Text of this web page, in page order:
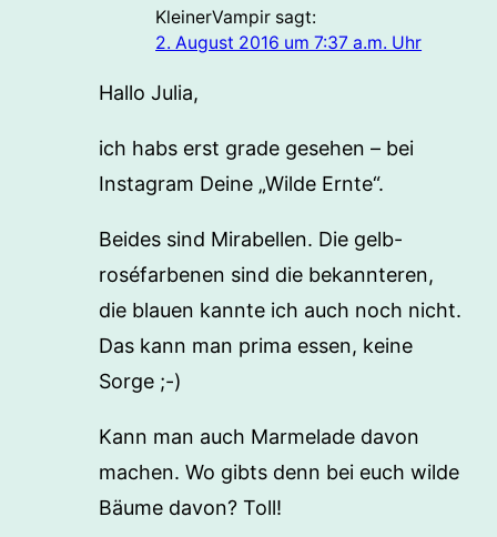
KleinerVampir sagt:
2. August 2016 um 7:37 a.m. Uhr
Hallo Julia,
ich habs erst grade gesehen – bei
Instagram Deine „Wilde Ernte“.
Beides sind Mirabellen. Die gelb-
roséfarbenen sind die bekannteren,
die blauen kannte ich auch noch nicht.
Das kann man prima essen, keine
Sorge ;-)
Kann man auch Marmelade davon
machen. Wo gibts denn bei euch wilde
Bäume davon? Toll!